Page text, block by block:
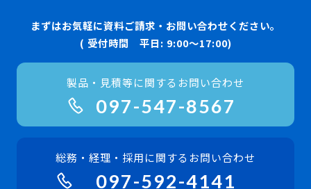
まずはお気軽に資料ご請求・お問い合わせください。
( 受付時間 平日: 9:00〜17:00)
製品・見積等に関するお問い合わせ
097-547-8567
総務・経理・採用に関するお問い合わせ
097-592-4141